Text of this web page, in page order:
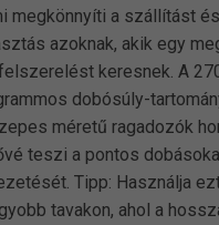
megkönnyíti a szállítást
azoknak, akik egy
keresnek. A
dobósúly-
méretű ragadozók
teszi a pontos
Tipp: Használja
tavakon, ahol a